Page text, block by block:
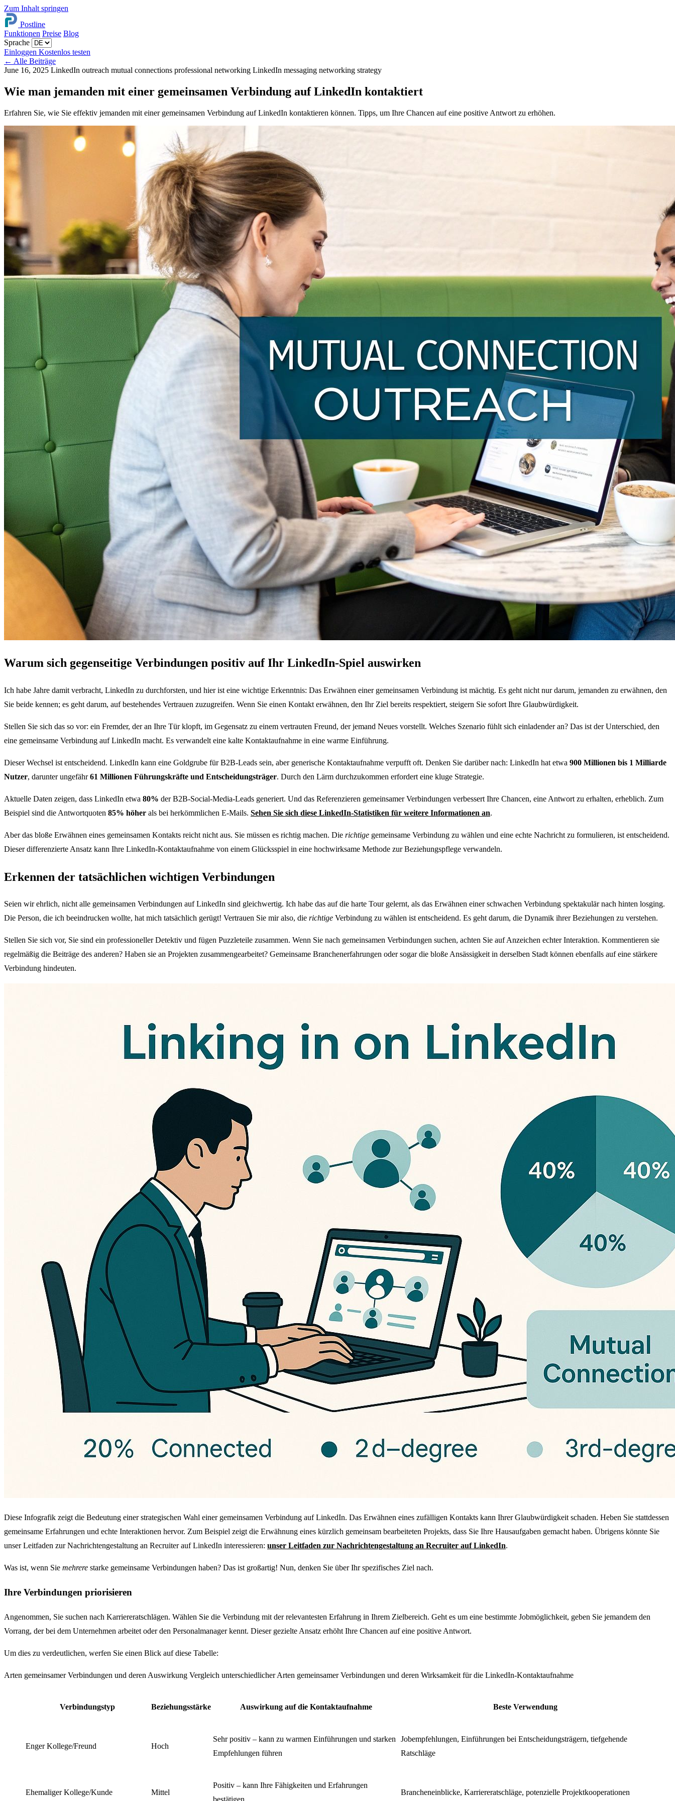
Zum Inhalt springen
Postline
Funktionen Preise Blog
Sprache
Einloggen Kostenlos testen
← Alle Beiträge
June 16, 2025 LinkedIn outreach mutual connections professional networking LinkedIn messaging networking strategy
Wie man jemanden mit einer gemeinsamen Verbindung auf LinkedIn kontaktiert
Erfahren Sie, wie Sie effektiv jemanden mit einer gemeinsamen Verbindung auf LinkedIn kontaktieren können. Tipps, um Ihre Chancen auf eine positive Antwort zu erhöhen.
Warum sich gegenseitige Verbindungen positiv auf Ihr LinkedIn-Spiel auswirken
Ich habe Jahre damit verbracht, LinkedIn zu durchforsten, und hier ist eine wichtige Erkenntnis: Das Erwähnen einer gemeinsamen Verbindung ist mächtig. Es geht nicht nur darum, jemanden zu erwähnen, den
Sie beide kennen; es geht darum, auf bestehendes Vertrauen zuzugreifen. Wenn Sie einen Kontakt erwähnen, den Ihr Ziel bereits respektiert, steigern Sie sofort Ihre Glaubwürdigkeit.
Stellen Sie sich das so vor: ein Fremder, der an Ihre Tür klopft, im Gegensatz zu einem vertrauten Freund, der jemand Neues vorstellt. Welches Szenario fühlt sich einladender an? Das ist der Unterschied, den
eine gemeinsame Verbindung auf LinkedIn macht. Es verwandelt eine kalte Kontaktaufnahme in eine warme Einführung.
Dieser Wechsel ist entscheidend. LinkedIn kann eine Goldgrube für B2B-Leads sein, aber generische Kontaktaufnahme verpufft oft. Denken Sie darüber nach: LinkedIn hat etwa 900 Millionen bis 1 Milliarde
Nutzer, darunter ungefähr61 Millionen Führungskräfte und Entscheidungsträger. Durch den Lärm durchzukommen erfordert eine kluge Strategie.
Aktuelle Daten zeigen, dass LinkedIn etwa 80% der B2B-Social-Media-Leads generiert. Und das Referenzieren gemeinsamer Verbindungen verbessert Ihre Chancen, eine Antwort zu erhalten, erheblich. Zum
Beispiel sind die Antwortquoten 85% höher als bei herkömmlichen E-Mails. Sehen Sie sich diese LinkedIn-Statistiken für weitere Informationen an.
Aber das bloße Erwähnen eines gemeinsamen Kontakts reicht nicht aus. Sie müssen es richtig machen. Die richtige gemeinsame Verbindung zu wählen und eine echte Nachricht zu formulieren, ist entscheidend.
Dieser differenzierte Ansatz kann Ihre LinkedIn-Kontaktaufnahme von einem Glücksspiel in eine hochwirksame Methode zur Beziehungspflege verwandeln.
Erkennen der tatsächlichen wichtigen Verbindungen
Seien wir ehrlich, nicht alle gemeinsamen Verbindungen auf LinkedIn sind gleichwertig. Ich habe das auf die harte Tour gelernt, als das Erwähnen einer schwachen Verbindung spektakulär nach hinten losging.
Die Person, die ich beeindrucken wollte, hat mich tatsächlich gerügt! Vertrauen Sie mir also, die richtige Verbindung zu wählen ist entscheidend. Es geht darum, die Dynamik ihrer Beziehungen zu verstehen.
Stellen Sie sich vor, Sie sind ein professioneller Detektiv und fügen Puzzleteile zusammen. Wenn Sie nach gemeinsamen Verbindungen suchen, achten Sie auf Anzeichen echter Interaktion. Kommentieren sie
regelmäßig die Beiträge des anderen? Haben sie an Projekten zusammengearbeitet? Gemeinsame Branchenerfahrungen oder sogar die bloße Ansässigkeit in derselben Stadt können ebenfalls auf eine stärkere
Verbindung hindeuten.
Diese Infografik zeigt die Bedeutung einer strategischen Wahl einer gemeinsamen Verbindung auf LinkedIn. Das Erwähnen eines zufälligen Kontakts kann Ihrer Glaubwürdigkeit schaden. Heben Sie stattdessen
gemeinsame Erfahrungen und echte Interaktionen hervor. Zum Beispiel zeigt die Erwähnung eines kürzlich gemeinsam bearbeiteten Projekts, dass Sie Ihre Hausaufgaben gemacht haben. Übrigens könnte Sie
unser Leitfaden zur Nachrichtengestaltung an Recruiter auf LinkedIn interessieren: unser Leitfaden zur Nachrichtengestaltung an Recruiter auf LinkedIn.
Was ist, wenn Sie mehrere starke gemeinsame Verbindungen haben? Das ist großartig! Nun, denken Sie über Ihr spezifisches Ziel nach.
Ihre Verbindungen priorisieren
Angenommen, Sie suchen nach Karriereratschlägen. Wählen Sie die Verbindung mit der relevantesten Erfahrung in Ihrem Zielbereich. Geht es um eine bestimmte Jobmöglichkeit, geben Sie jemandem den
Vorrang, der bei dem Unternehmen arbeitet oder den Personalmanager kennt. Dieser gezielte Ansatz erhöht Ihre Chancen auf eine positive Antwort.
Um dies zu verdeutlichen, werfen Sie einen Blick auf diese Tabelle:
Arten gemeinsamer Verbindungen und deren Auswirkung Vergleich unterschiedlicher Arten gemeinsamer Verbindungen und deren Wirksamkeit für die LinkedIn-Kontaktaufnahme
Verbindungstyp Beziehungsstärke Auswirkung auf die Kontaktaufnahme Beste Verwendung
Enger Kollege/Freund Hoch
Sehr positiv – kann zu warmen Einführungen und starken
Empfehlungen führen
Jobempfehlungen, Einführungen bei Entscheidungsträgern, tiefgehende
Ratschläge
Ehemaliger Kollege/Kunde Mittel
Positiv – kann Ihre Fähigkeiten und Erfahrungen
bestätigen
Brancheneinblicke, Karriereratschläge, potenzielle Projektkooperationen